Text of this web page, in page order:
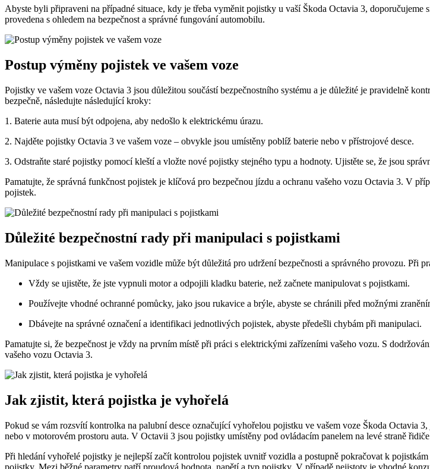
Abyste byli připraveni na případné situace, kdy je třeba vyměnit pojistky u vaší Škoda Octavia 3,
provedena s ohledem na bezpečnost a správné fungování automobilu.
Postup výměny pojistek ve vašem voze
Pojistky ve vašem voze Octavia 3 jsou důležitou součástí bezpečnostního systému a je důležité je pravidelně
bezpečně, následujte následující kroky:
1. Baterie auta musí být odpojena, aby nedošlo k elektrickému úrazu.
2. Najděte pojistky Octavia 3 ve vašem voze – obvykle jsou umístěny poblíž baterie nebo v přístrojové desce.
3. Odstraňte staré pojistky pomocí kleští a vložte nové pojistky stejného typu a hodnoty. Ujistěte se, že jsou
Pamatujte, že správná funkčnost pojistek je klíčová pro bezpečnou jízdu a ochranu vašeho vozu Octavia 3. V
pojistek.
Důležité bezpečnostní rady při manipulaci s pojistkami
Manipulace s pojistkami ve vašem vozidle může být důležitá pro udržení bezpečnosti a správného provozu. Při
Vždy se ujistěte, že jste vypnuli motor a odpojili kladku baterie, než začnete manipulovat s pojistkami.
Používejte vhodné ochranné pomůcky, jako jsou rukavice a brýle, abyste se chránili před možnými
Dbávejte na správné označení a identifikaci jednotlivých pojistek, abyste předešli chybám při manipulaci.
Pamatujte si, že bezpečnost je vždy na prvním místě při práci s elektrickými zařízeními vašeho vozu. S
vašeho vozu Octavia 3.
Jak zjistit, která pojistka je vyhořelá
Pokud se vám rozsvítí kontrolka na palubní desce označující vyhořelou pojistku ve vašem voze Škoda Octavia
nebo v motorovém prostoru auta. V Octavii 3 jsou pojistky umístěny pod ovládacím panelem na levé straně
Při hledání vyhořelé pojistky je nejlepší začít kontrolou pojistek uvnitř vozidla a postupně pokračovat k
pojistky. Mezi běžné parametry patří proudová hodnota, napětí a typ pojistky. V případě nejistoty je vhodné